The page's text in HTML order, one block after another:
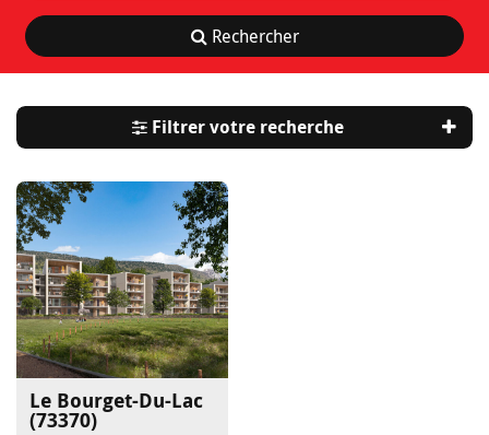
Rechercher
Filtrer votre recherche
Le Bourget-Du-Lac
(73370)